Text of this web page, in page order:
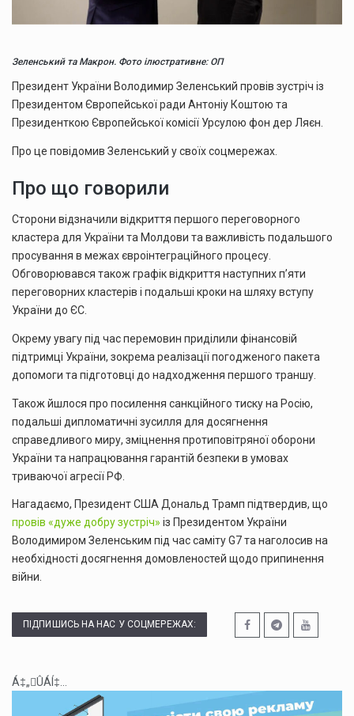
Зеленський та Макрон. Фото ілюстративне: ОП
Президент України Володимир Зеленський провів зустріч із
Президентом Європейської ради Антоніу Коштою та
Президенткою Європейської комісії Урсулою фон дер Ляєн.
Про це повідомив Зеленський у своїх соцмережах.
Про що говорили
Сторони відзначили відкриття першого переговорного
кластера для України та Молдови та важливість подальшого
просування в межах євроінтеграційного процесу.
Обговорювався також графік відкриття наступних п’яти
переговорних кластерів і подальші кроки на шляху вступу
України до ЄС.
Окрему увагу під час перемовин приділили фінансовій
підтримці України, зокрема реалізації погодженого пакета
допомоги та підготовці до надходження першого траншу.
Також йшлося про посилення санкційного тиску на Росію,
подальші дипломатичні зусилля для досягнення
справедливого миру, зміцнення протиповітряної оборони
України та напрацювання гарантій безпеки в умовах
триваючої агресії РФ.
Нагадаємо, Президент США Дональд Трамп підтвердив, що
провів «дуже добру зустріч» із Президентом України
Володимиром Зеленським під час саміту G7 та наголосив на
необхідності досягнення домовленостей щодо припинення
війни.
ПІДПИШИСЬ НА НАС У СОЦМЕРЕЖАХ:
Á‡„ÛÁÍ‡...